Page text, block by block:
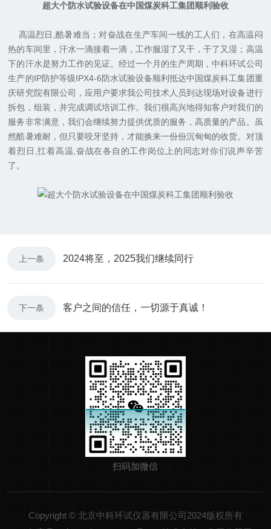
超大个防水试验设备在中国煤炭科工集团顺利验收
高温烈日 酷暑难当；对奋战在生产车间一线的工人们，在高温闷
热的车间里，汗水一滴接着一滴，工作服湿了又干，干了又湿；高温
下的汗水是努力工作的见证。经过一个月的生产周期，中科环试公司
生产的IP防护等级IPX4-6防水试验设备顺利抵达中国煤炭科工集团重
庆研究院有限公司，应用户要求我公司技术人员到达现场对设备进行
拆包，组装，并完成调试培训工作。我们很高兴地得知客户对我们的
服务非常满意，我们会继续努力提供优质的服务，高质量的产品。虽
然酷暑难耐，但只要咬牙坚持，才能换来一份份沉甸甸的收货。对顶
着烈日,扛着高温,奋战在各自的工作岗位上的同志对你们说声辛苦
了。
上一条 2024将至，2025我们继续同行
下一条 客户之间的信任，一切源于真诚！
扫码加微信
Copyright © 北京中科环试仪器有限公司2024版权所有